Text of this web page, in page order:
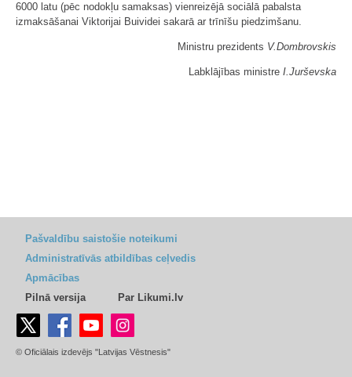
6000 latu (pēc nodokļu samaksas) vienreizējā sociālā pabalsta
izmaksāšanai Viktorijai Buividei sakarā ar trīnīšu piedzimšanu.
Ministru prezidents V.Dombrovskis
Labklājības ministre I.Jurševska
Pašvaldību saistošie noteikumi
Administratīvās atbildības ceļvedis
Apmācības
Pilnā versija
Par Likumi.lv
© Oficiālais izdevējs "Latvijas Vēstnesis"